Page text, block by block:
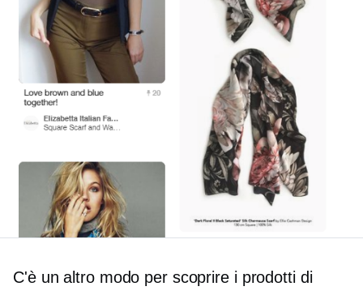
C'è un altro modo per scoprire i prodotti di